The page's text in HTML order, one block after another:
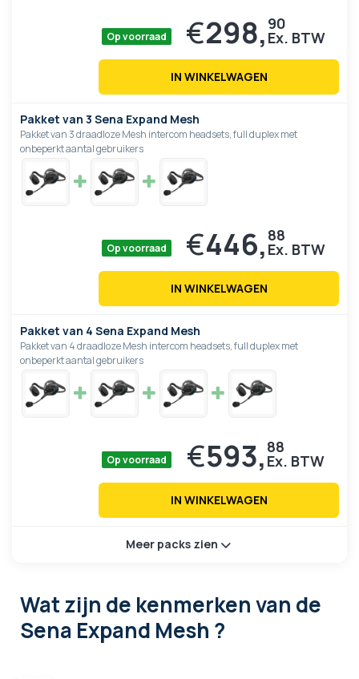
Op voorraad €298, 90
IN WINKELWAGEN
Pakket van 3 Sena Expand Mesh
Pakket van 3 draadloze Mesh intercom headsets, full duplex met
onbeperkt aantal gebruikers
Op voorraad €446, 88
IN WINKELWAGEN
Pakket van 4 Sena Expand Mesh
Pakket van 4 draadloze Mesh intercom headsets, full duplex met
onbeperkt aantal gebruikers
Op voorraad €593, 88
IN WINKELWAGEN
Meer packs zien
Wat zijn de kenmerkenvan de
Sena Expand Mesh ?